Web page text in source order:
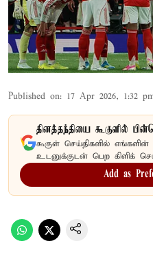
Published on: 17 Apr 2026, 1:32
தினத்தந்தியை கூகுளில்
கூகுள் செய்திகளில்
உடனுக்குடன் பெற கிளிக்
Add as